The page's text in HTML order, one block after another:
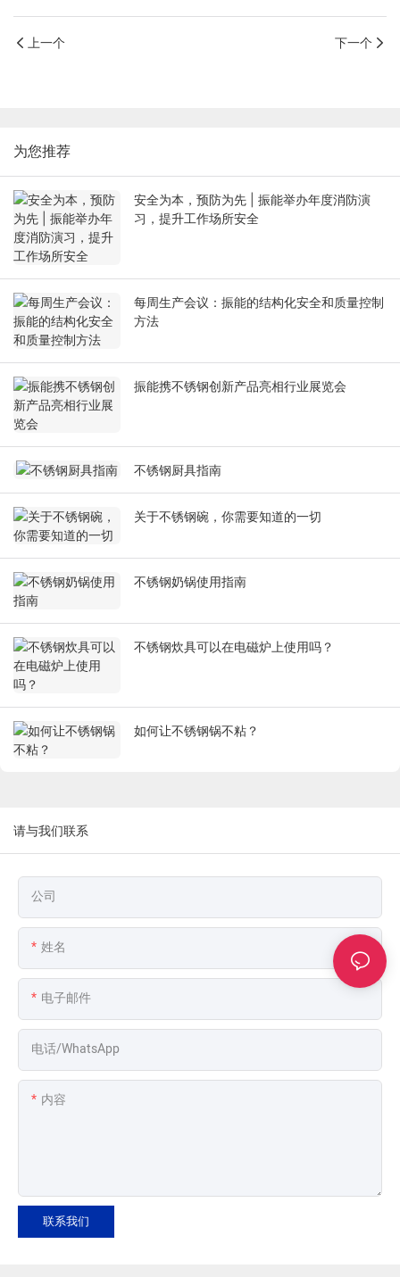
上一个 下一个
为您推荐
安全为本，预防为先 | 振能举办年度消防演
习，提升工作场所安全
每周生产会议：振能的结构化安全和质量控制
方法
振能携不锈钢创新产品亮相行业展览会
不锈钢厨具指南
关于不锈钢碗，你需要知道的一切
不锈钢奶锅使用指南
不锈钢炊具可以在电磁炉上使用吗？
如何让不锈钢锅不粘？
请与我们联系
公司
姓名
电子邮件
电话/WhatsApp
内容
联系我们